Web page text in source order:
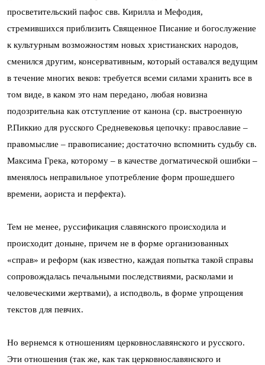
просветительский пафос свв. Кирилла и Мефодия,
стремившихся приблизить Священное Писание и богослужение
к культурным возможностям новых христианских народов,
сменился другим, консервативным, который оставался ведущим
в течение многих веков: требуется всеми силами хранить все в
том виде, в каком это нам передано, любая новизна
подозрительна как отступление от канона (ср. выстроенную
Р.Пиккио для русского Средневековья цепочку: православие –
правомыслие – правописание; достаточно вспомнить судьбу св.
Максима Грека, которому – в качестве догматической ошибки –
вменялось неправильное употребление форм прошедшего
времени, аориста и перфекта).
Тем не менее, руссификация славянского происходила и
происходит доныне, причем не в форме организованных
«справ» и реформ (как известно, каждая попытка такой справы
сопровождалась печальными последствиями, расколами и
человеческими жертвами), а исподволь, в форме упрощения
текстов для певчих.
Но вернемся к отношениям церковнославянского и русского.
Эти отношения (так же, как так церковнославянского и